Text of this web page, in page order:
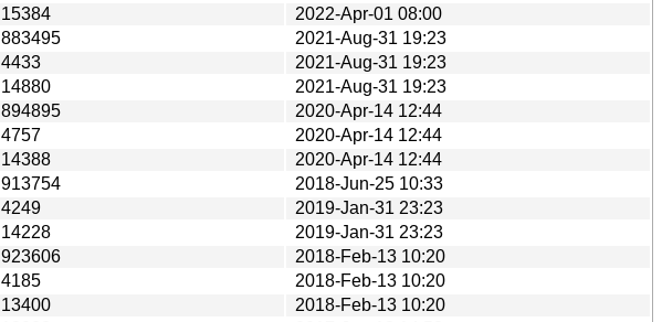
15384
2022-Apr-01 08:00
883495
2021-Aug-31 19:23
4433
2021-Aug-31 19:23
14880
2021-Aug-31 19:23
894895
2020-Apr-14 12:44
4757
2020-Apr-14 12:44
14388
2020-Apr-14 12:44
913754
2018-Jun-25 10:33
4249
2019-Jan-31 23:23
14228
2019-Jan-31 23:23
923606
2018-Feb-13 10:20
4185
2018-Feb-13 10:20
13400
2018-Feb-13 10:20